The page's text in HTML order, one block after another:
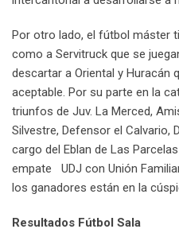
Por otro lado, el fútbol máster
como a Servitruck que se
descartar a Oriental y Huracán
aceptable. Por su parte en la
triunfos de Juv. La Merced,
Silvestre, Defensor el Calvario,
cargo del Eblan de Las
empate UDJ con Unión
los ganadores están en la
Resultados Fútbol Sala